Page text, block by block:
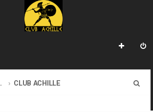
CLUB ACHILLE